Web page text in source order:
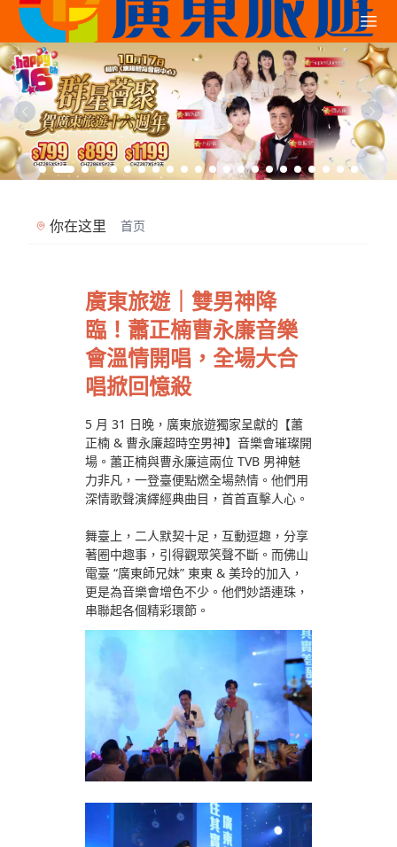
你在这里 首页
廣東旅遊｜雙男神降
臨！蕭正楠曹永廉音樂
會溫情開唱，全場大合
唱掀回憶殺
5 月 31 日晚，廣東旅遊獨家呈獻的【蕭
正楠 & 曹永廉超時空男神】音樂會璀璨開
場。蕭正楠與曹永廉這兩位 TVB 男神魅
力非凡，一登臺便點燃全場熱情。他們用
深情歌聲演繹經典曲目，首首直擊人心。
舞臺上，二人默契十足，互動逗趣，分享
著圈中趣事，引得觀眾笑聲不斷。而佛山
電臺 “廣東師兄妹” 東東 & 美玲的加入，
更是為音樂會增色不少。他們妙語連珠，
串聯起各個精彩環節。